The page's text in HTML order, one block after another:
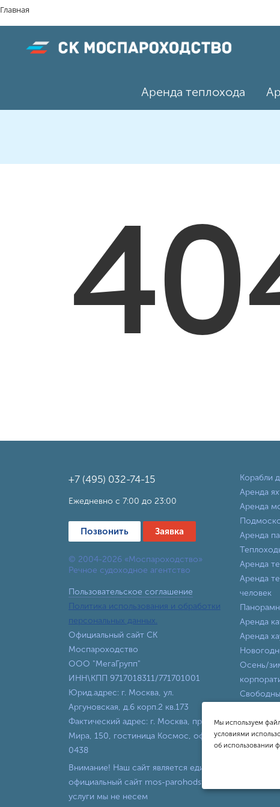
Главная
Аренда теплохода
+7 (495) 032-74-15
Ежедневно с 7:00 до 23:00
Позвонить Заявка
© 2004-2026 «Моспароходство»
Речное судоходное агентство
Пользовательское соглашение
Политика использования и обработки
персональных данных.
Официальный сайт СК
Моспароходство
ООО "МегаГрупп"
ИНН\КПП 9717018311/771701001
Юрид.адрес: г. Москва, ул.
Аргуновская, д.6 корп.2 кв.173
Фактический адрес: г. Москва, пр-т
Мира, 150, гостиница Космос, офис
0438
Корабли
Аренда
Аренда
Аренда
Аренда
Аренда
человек
Аренда
Аренда
Осень/
Внимание! Наш сайт является единственной
официальный сайт mos-parohodstvo.ru, другие
услуги мы не несем
Мы используем
условиями
об использовании